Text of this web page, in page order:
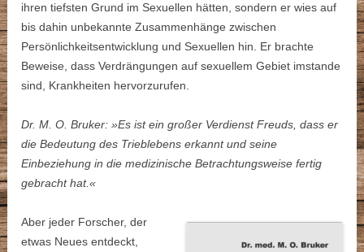
ihren tiefsten Grund im Sexuellen hätten, sondern er wies auf
bis dahin unbekannte Zusammenhänge zwischen
Persönlichkeitsentwicklung und Sexuellen hin. Er brachte
Beweise, dass Verdrängungen auf sexuellem Gebiet imstande
sind, Krankheiten hervorzurufen.
Dr. M. O. Bruker: »Es ist ein großer Verdienst Freuds, dass er
die Bedeutung des Trieblebens erkannt und seine
Einbeziehung in die medizinische Betrachtungsweise fertig
gebracht hat.«
Aber jeder Forscher, der
etwas Neues entdeckt,